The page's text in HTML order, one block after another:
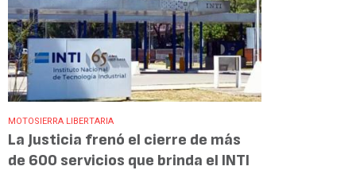
MOTOSIERRA LIBERTARIA
La Justicia frenó el cierre de más
de 600 servicios que brinda el INTI